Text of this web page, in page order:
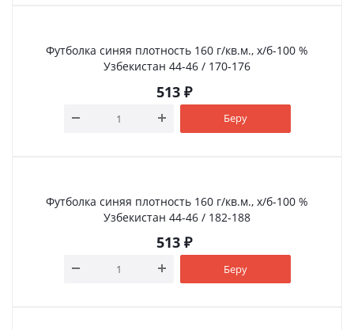
Футболка синяя плотность 160 г/кв.м., х/б-100 %
Узбекистан 44-46 / 170-176
513 ₽
Беру
Футболка синяя плотность 160 г/кв.м., х/б-100 %
Узбекистан 44-46 / 182-188
513 ₽
Беру